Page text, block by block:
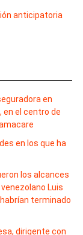
anticipatoria
en
en el centro de
en los que ha
los alcances
Luis
terminado
dirigente con